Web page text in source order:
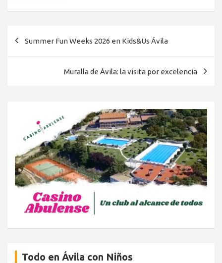
Summer Fun Weeks 2026 en Kids&Us Ávila
Muralla de Ávila: la visita por excelencia
Todo en Ávila con Niños